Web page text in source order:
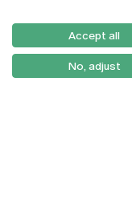
Accept all
No, adjust